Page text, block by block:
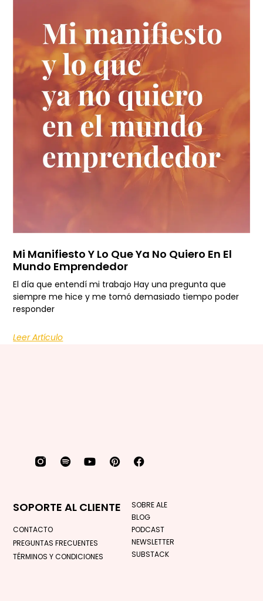
Mi Manifiesto Y Lo Que Ya No Quiero En El
Mundo Emprendedor
El día que entendí mi trabajo Hay una pregunta que
siempre me hice y me tomó demasiado tiempo poder
responder
Leer Artículo
SOBRE ALE
BLOG
PODCAST
NEWSLETTER
SUBSTACK
SOPORTE AL CLIENTE
CONTACTO
PREGUNTAS FRECUENTES
TÉRMINOS Y CONDICIONES